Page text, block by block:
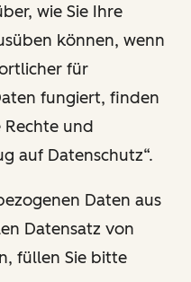
wie Sie Ihre
können, wenn
für
fungiert, finden
Rechte und
auf Datenschutz“.
Daten aus
Datensatz von
füllen Sie bitte